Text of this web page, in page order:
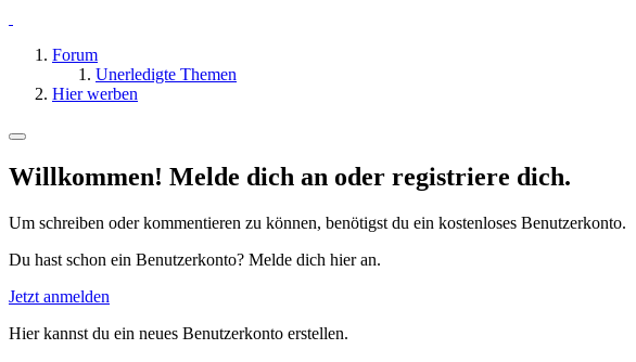
Forum
Unerledigte Themen
Hier werben
Willkommen! Melde dich an oder registriere dich.
Um schreiben oder kommentieren zu können, benötigst du ein kostenloses Benutzerkonto.
Du hast schon ein Benutzerkonto? Melde dich hier an.
Jetzt anmelden
Hier kannst du ein neues Benutzerkonto erstellen.